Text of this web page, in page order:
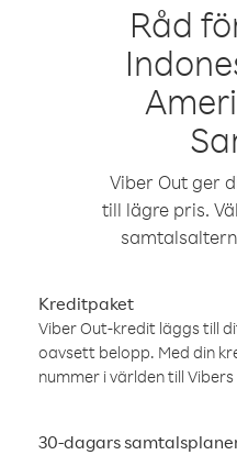
Råd
Viber Out ger
till lägre pris.
Kreditpaket
Viber Out-kredit läggs till
oavsett belopp. Med din
nummer i världen till
30-dagars